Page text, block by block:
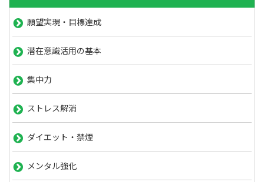
願望実現・目標達成
潜在意識活用の基本
集中力
ストレス解消
ダイエット・禁煙
メンタル強化